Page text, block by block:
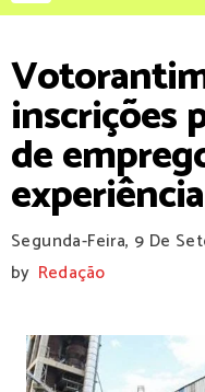
inscrições
de
experiência
Segunda-Feira, 9 De
by Redação